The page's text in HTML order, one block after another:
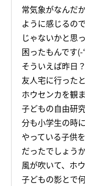
常気象がなんだ
ように感じるの
じゃないかと思
困ったもんです(-
そういえば昨日
友人宅に行った
ホウセンカを観ま
子どもの自由研
分も小学生の時
やっている子供
だったでしょう
風が吹いて、ホ
子どもの影とで